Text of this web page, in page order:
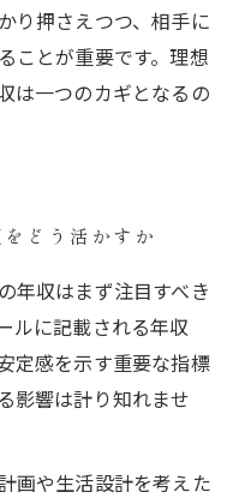
り押さえつつ、相手に
ことが重要です。理想
は一つのカギとなるの
どう活かすか
年収はまず注目すべき
ルに記載される年収
定感を示す重要な指標
影響は計り知れませ
画や生活設計を考えた